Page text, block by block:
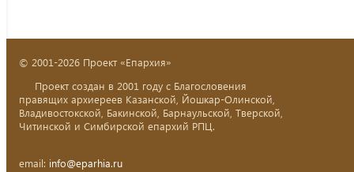
© 2001-2026 Проект «Епархия»
Проект создан в 2001 году с Благословения
правящих архиереев Казанской, Йошкар-Олинской,
Владивостокской, Бакинской, Барнаульской, Тверской,
Читинской и Симбирской епархий РПЦ.
email: info@eparhia.ru